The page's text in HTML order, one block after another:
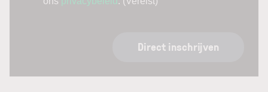
Direct inschrijven